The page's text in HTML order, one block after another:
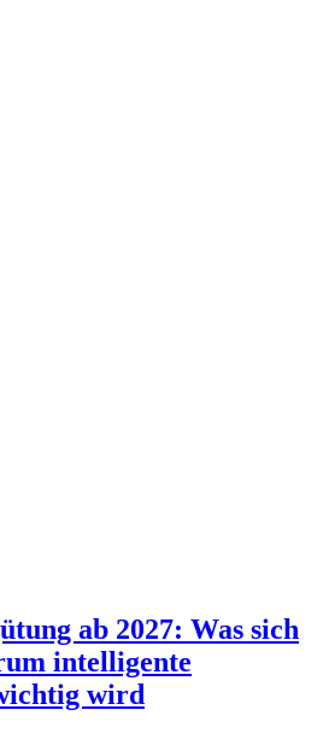
ab 2027: Was sich
intelligente
wird